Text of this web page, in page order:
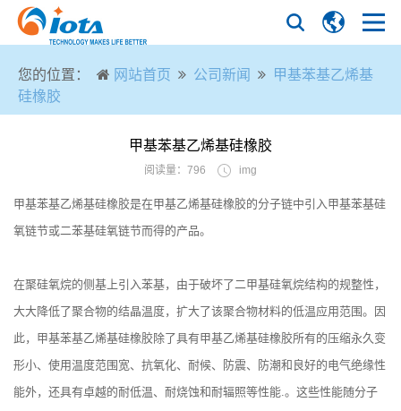
您的位置： 网站首页 公司新闻
甲基苯基乙烯基
硅橡胶
甲基苯基乙烯基硅橡胶
阅读量：796 img
甲基苯基乙烯基硅橡胶是在甲基乙烯基硅橡胶的分子链中引入甲基苯基硅
氧链节或二苯基硅氧链节而得的产品。
在聚硅氧烷的侧基上引入苯基，由于破坏了二甲基硅氧烷结构的规整性，
大大降低了聚合物的结晶温度，扩大了该聚合物材料的低温应用范围。因
此，甲基苯基乙烯基硅橡胶除了具有甲基乙烯基硅橡胶所有的压缩永久变
形小、使用温度范围宽、抗氧化、耐候、防震、防潮和良好的电气绝缘性
能外，还具有卓越的耐低温、耐烧蚀和耐辐照等性能.。这些性能随分子